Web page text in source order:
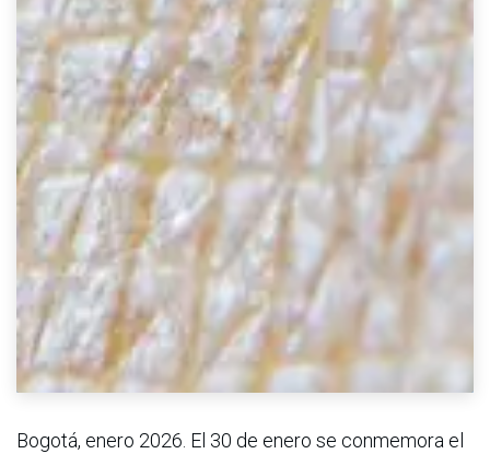
Bogotá, enero 2026. El 30 de enero se conmemora el